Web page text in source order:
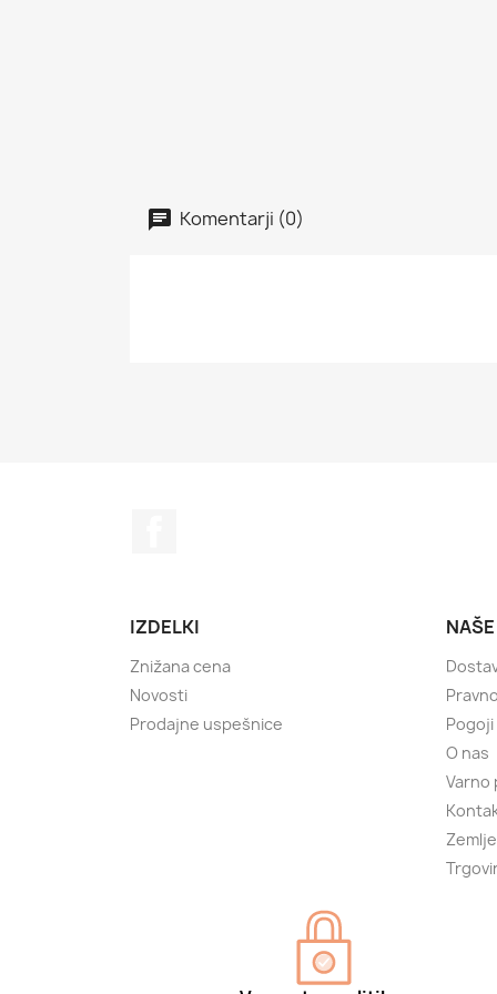
Komentarji (0)
IZDELKI
Znižana cena
Novosti
Prodajne uspešnice
Pogoji
O nas
Varno